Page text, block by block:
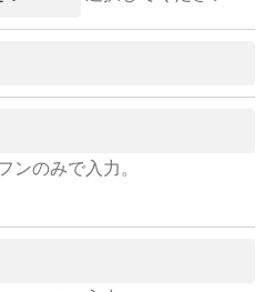
ンのみで入力。